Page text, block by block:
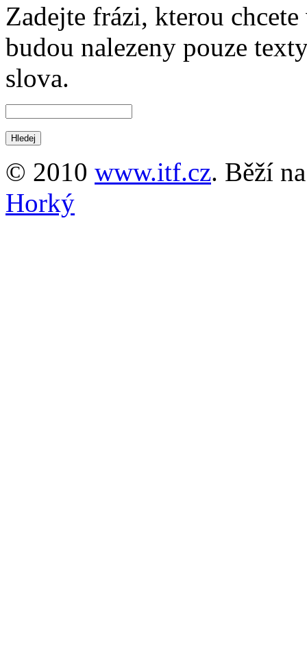
Zadejte frázi, kterou
budou nalezeny pouze
slova.
© 2010 www.itf.cz. Běží
Horký